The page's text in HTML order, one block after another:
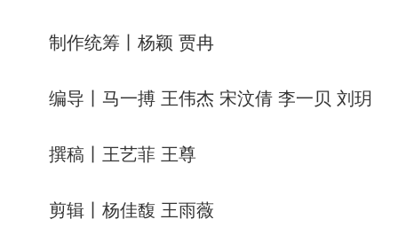
制作统筹丨杨颖 贾冉
编导丨马一搏 王伟杰 宋汶倩 李一贝 刘玥
撰稿丨王艺菲 王尊
剪辑丨杨佳馥 王雨薇